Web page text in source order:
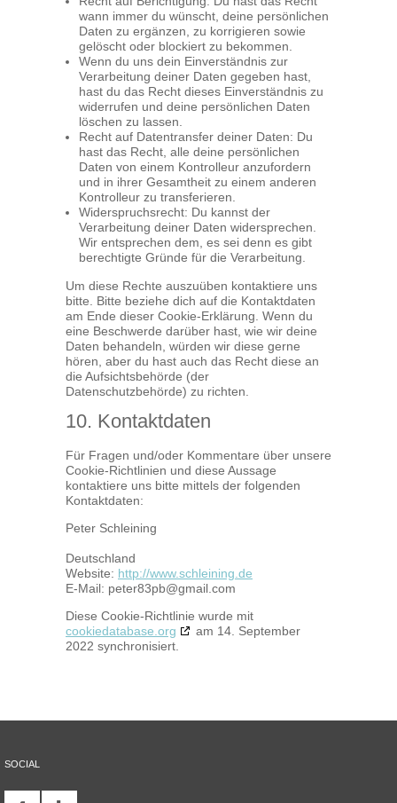
wann immer du wünscht, deine persönlichen
Daten zu ergänzen, zu korrigieren sowie
gelöscht oder blockiert zu bekommen.
Wenn du uns dein Einverständnis zur
Verarbeitung deiner Daten gegeben hast,
hast du das Recht dieses Einverständnis zu
widerrufen und deine persönlichen Daten
löschen zu lassen.
Recht auf Datentransfer deiner Daten: Du
hast das Recht, alle deine persönlichen
Daten von einem Kontrolleur anzufordern
und in ihrer Gesamtheit zu einem anderen
Kontrolleur zu transferieren.
Widerspruchsrecht: Du kannst der
Verarbeitung deiner Daten widersprechen.
Wir entsprechen dem, es sei denn es gibt
berechtigte Gründe für die Verarbeitung.
Um diese Rechte auszuüben kontaktiere uns
bitte. Bitte beziehe dich auf die Kontaktdaten
am Ende dieser Cookie-Erklärung. Wenn du
eine Beschwerde darüber hast, wie wir deine
Daten behandeln, würden wir diese gerne
hören, aber du hast auch das Recht diese an
die Aufsichtsbehörde (der
Datenschutzbehörde) zu richten.
10. Kontaktdaten
Für Fragen und/oder Kommentare über unsere
Cookie-Richtlinien und diese Aussage
kontaktiere uns bitte mittels der folgenden
Kontaktdaten:
Peter Schleining
Deutschland
Website: http://www.schleining.de
E-Mail: moc.liamg@bp38retep
Diese Cookie-Richtlinie wurde mit
cookiedatabase.org
am 14. September
2022 synchronisiert.
SOCIAL